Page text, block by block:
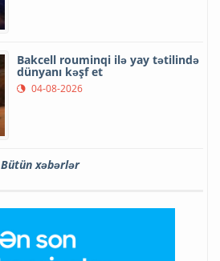
Bakcell rouminqi ilə yay tətilində
dünyanı kəşf et
04-08-2026
Bütün xəbərlər